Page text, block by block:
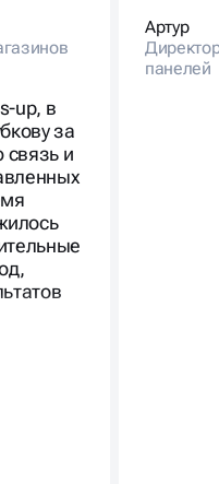
up, в
за
и
Артур
панелей